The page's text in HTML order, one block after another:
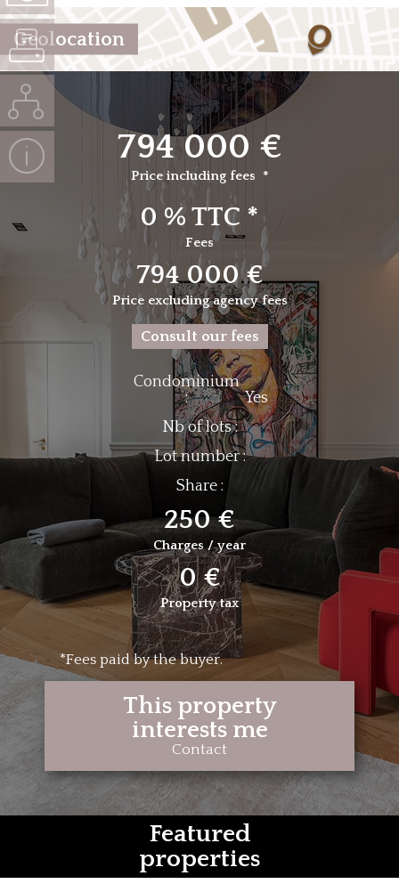
Geolocation
794 000 €
Price including fees *
*Fees paid by the buyer.
0 % TTC *
Fees
794 000 €
Price excluding agency fees
Consult our fees
Condominium
:
Yes
Nb of lots :
Lot number :
Share :
250 €
Charges / year
0 €
Property tax
This property
interests me
Contact
Featured
properties